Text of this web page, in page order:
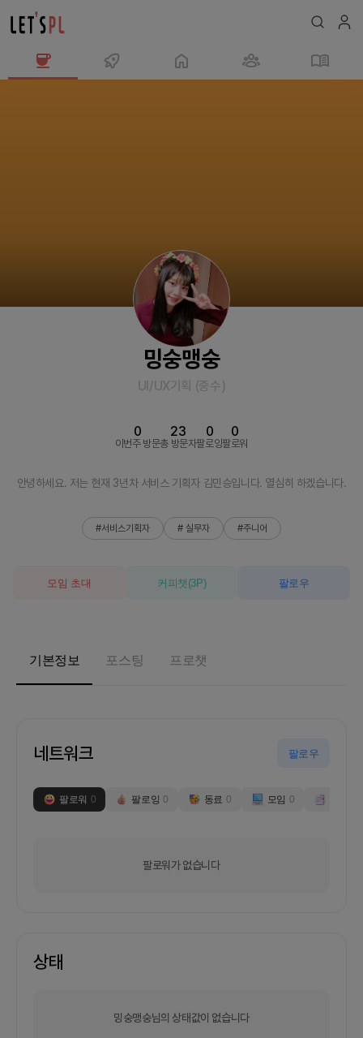
밍숭맹숭
UI/UX기획 (중수)
이번주 방문
0
총 방문자
23
팔로잉
0
팔로워
0
안녕하세요. 저는 현재 3년차 서비스 기획자 김민승입니다. 열심히 하겠습니다.
#서비스기획자 # 실무자 #주니어
모임 초대 커피챗 (3P) 팔로우
기본정보 포스팅 프로챗
네트워크 팔로우
팔로워 0 팔로잉 0 동료 0 모임 0
팔로워가 없습니다
상태
밍숭맹숭님의 상태값이 없습니다